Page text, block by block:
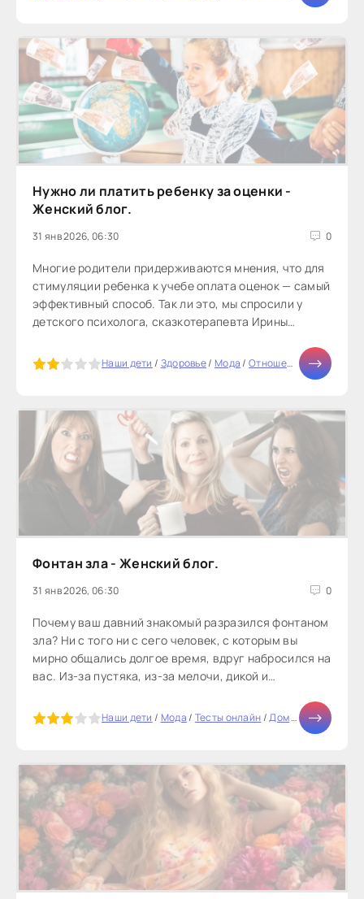
Нужно ли платить ребенку за оценки -
Женский блог.
31 янв 2026, 06:30 0
Многие родители придерживаются мнения, что для
стимуляции ребенка к учебе оплата оценок — самый
эффективный способ. Так ли это, мы спросили у
детского психолога, сказкотерапевта Ирины
Наши дети / Здоровье/ Мода/Отношения /Дом
Фонтан зла - Женский блог.
31 янв 2026, 06:30 0
Почему ваш давний знакомый разразился фонтаном
зла? Ни с того ни с сего человек, с которым вы
мирно общались долгое время, вдруг набросился на
вас. Из-за пустяка, из-за мелочи, дикой и
в юности я общалась по-дружески, который
посещал мой дом, вдруг
Наши дети / Мода/ Тесты онлайн/Дом Здоровье